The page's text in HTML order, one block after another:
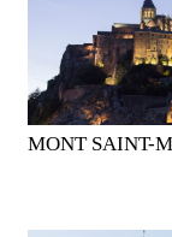
MONT SAINT-